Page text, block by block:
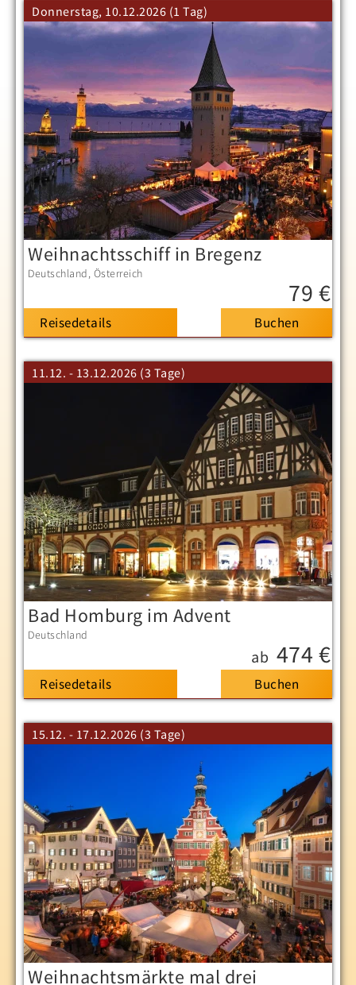
Donnerstag, 10.12.2026 (1 Tag)
Weihnachtsschiff in Bregenz
Deutschland Österreich
79 €
Reisedetails
11.12. - 13.12.2026 (3 Tage)
Bad Homburg im Advent
Deutschland
ab 474 €
Reisedetails
15.12. - 17.12.2026 (3 Tage)
Weihnachtsmärkte mal drei